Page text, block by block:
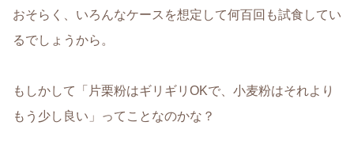
おそらく、いろんなケースを想定して何百回も試食してい
るでしょうから。
もしかして「片栗粉はギリギリOKで、小麦粉はそれより
もう少し良い」ってことなのかな？